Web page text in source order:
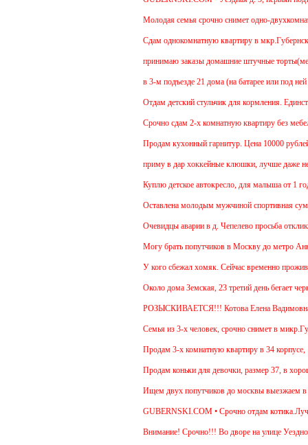
Молодая семья срочно снимет одно-
Cдам однокомнатную квартиру в
принимаю заказы домашние штучные
в 3-м подъезде 21 дома (на батарее или под ней
Отдам детский стульчик для кормления.
Срочно сдам 2-х комнатную квартиру без
Продам кухонный гарнитур. Цена 10000 рублей.
приму в дар хоккейные клюшки, лучше даже
Куплю детское автокресло, для малыша от 1 года.
Оставлена молодым мужчиной спортивная сумка.
Очевидцы аварии в д. Чепелево просьба
Могу брать попутчиков в Москву до метро
У кого сбежал хомяк. Сейчас временно
Около дома Земская, 23 третий день бегает
РОЗЫСКИВАЕТСЯ!!! Котова Елена
Семья из 3-х человек, срочно снимет в
Продам 3-х комнатную квартиру в 34 корпусе,
Продам коньки для девочки, размер 37, в
Ищем двух попутчиков до москвы выезжаем в
GUBERNSKI.COM • Срочно отдам
Внимание! Срочно!!! Во дворе на улице Уездной,